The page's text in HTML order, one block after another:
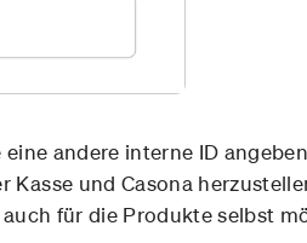
eine andere interne ID
Kasse und Casona
für die Produkte selbst